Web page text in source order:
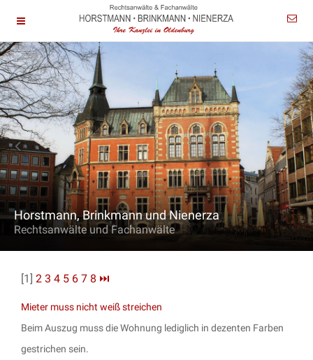
Horstmann, Brinkmann und Nienerza
Rechtsanwälte und Fachanwälte
[1] 2 3 4 5 6 7 8 ⏭
Mieter muss nicht weiß streichen
Beim Auszug muss die Wohnung lediglich in dezenten Farben
gestrichen sein.